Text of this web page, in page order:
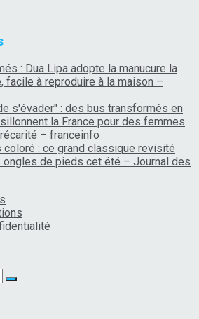
: Dua Lipa adopte la manucure la
facile à reproduire à la maison –
s'évader" : des bus transformés en
la France pour des femmes
– franceinfo
: ce grand classique revisité
de pieds cet été – Journal des